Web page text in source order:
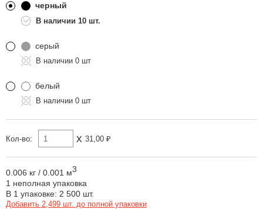
черный
10 шт.
серый
0 шт
белый
0 шт
Кол-во: x 31,00 ₽
0.006 кг / 0.001 м3
1 неполная упаковка
В 1 упаковке: 2 500 шт.
Добавить 2,499 шт. до полной упаковки